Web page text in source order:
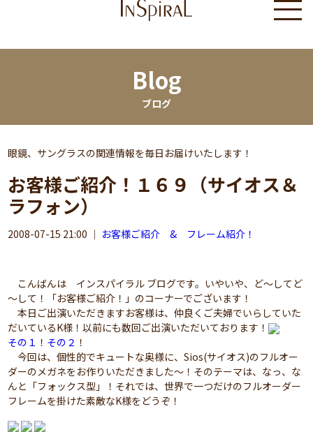
Blog
ブログ
眼鏡、サングラスの関連情報を毎日お届けいたします！
お客様ご紹介！１６９（サイオス＆
ラフォン）
2008-07-15 21:00 ｜ お客様ご紹介 & フレーム紹介！
こんばんは インスパイラル ブログです。いやいや、ど～してど
～して！「お客様ご紹介！」のコーナーでございます！
本日ご出演いただきますお客様は、仲良くご夫婦でいらしていた
だいているK様！以前にも数回ご出演いただいております！
その１ ！ その２ ！
今回は、個性的でキュートな奥様に、Sios(サイオス)のフルオー
ダーのメガネをお作りいただきました～！そのテーマは、なっ、な
んと「フォックス型」！それでは、世界で一つだけのフルオーダー
フレームを掛けた素敵なK様をどうぞ！